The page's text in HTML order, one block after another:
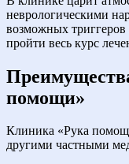
неврологическими
возможных
пройти весь курс
помощи»
Клиника «Рука
другими частными